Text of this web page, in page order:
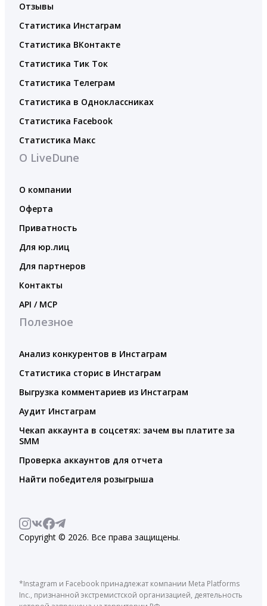
Отзывы
Статистика Инстаграм
Статистика ВКонтакте
Статистика Тик Ток
Статистика Телеграм
Статистика в Одноклассниках
Статистика Facebook
Статистика Макс
О LiveDune
О компании
Оферта
Приватность
Для юр.лиц
Для партнеров
Контакты
API / MCP
Полезное
Анализ конкурентов в Инстаграм
Статистика сторис в Инстаграм
Выгрузка комментариев из Инстаграм
Аудит Инстаграм
Чекап аккаунта в соцсетях: зачем вы платите за
SMM
Проверка аккаунтов для отчета
Найти победителя розыгрыша
Copyright © 2026. Все права защищены.
*Instagram и Facebook принадлежат компании Meta Platforms
Inc., признанной экстремистской организацией, деятельность